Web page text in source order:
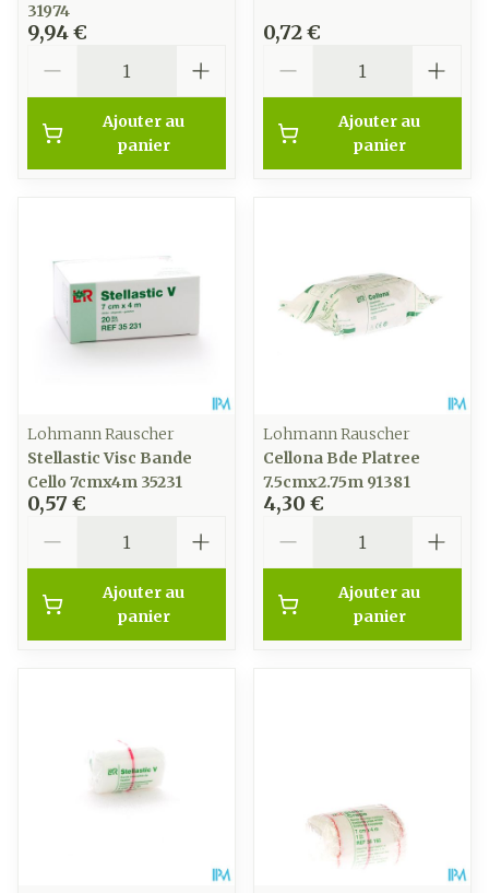
31974
9,94 €
Ajouter au
panier
0,72 €
Ajouter au
panier
Lohmann Rauscher
Stellastic Visc Bande
Cello 7cmx4m 35231
0,57 €
Ajouter au
panier
Lohmann Rauscher
Cellona Bde Platree
7.5cmx2.75m 91381
4,30 €
Ajouter au
panier